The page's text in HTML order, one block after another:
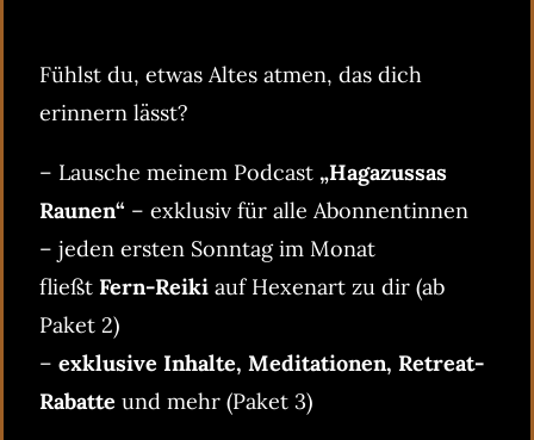
Fühlst du, etwas Altes atmen, das dich
erinnern lässt?
– Lausche meinem Podcast „Hagazussas
Raunen“ – exklusiv für alle Abonnentinnen
– jeden ersten Sonntag im Monat
fließt Fern-Reiki auf Hexenart zu dir (ab
Paket 2)
– exklusive Inhalte, Meditationen, Retreat-
Rabatte und mehr (Paket 3)